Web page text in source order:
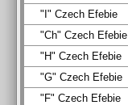
"I" Czech Efebie
"Ch" Czech Efebie
"H" Czech Efebie
"G" Czech Efebie
"F" Czech Efebie